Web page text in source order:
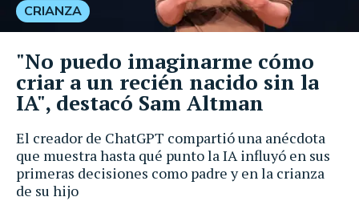
El creador de ChatGPT compartió una anécdota
que muestra hasta qué punto la IA influyó en sus
primeras decisiones como padre y en la crianza
de su hijo
CRIANZA
"No puedo imaginarme cómo
criar a un recién nacido sin la
IA", destacó Sam Altman